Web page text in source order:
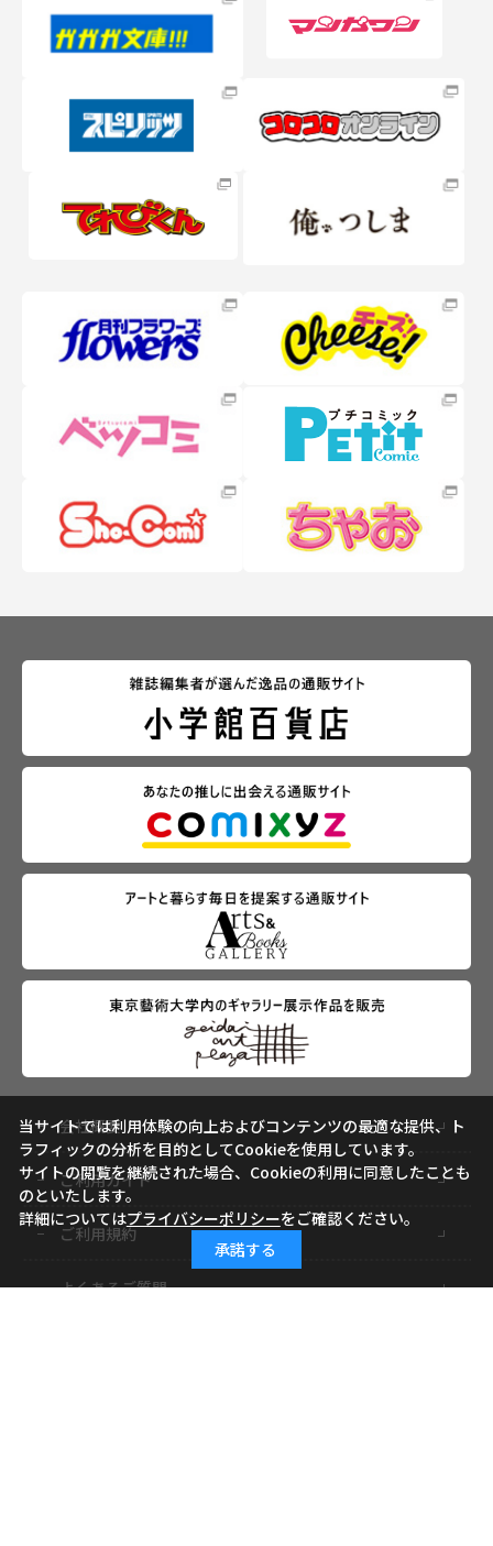
会社概要
ご利用ガイド
ご利用規約
よくあるご質問
当サイトでは利用体験の向上およびコンテンツの最適な提供、ト
ラフィックの分析を目的としてCookieを使用しています。
サイトの閲覧を継続された場合、Cookieの利用に同意したことも
のといたします。
詳細についてはプライバシーポリシーをご確認ください。
承諾する